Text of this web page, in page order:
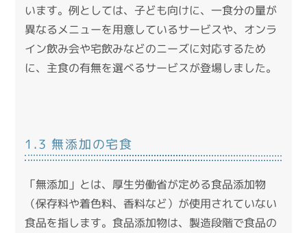
います。例としては、子ども向けに、一食分の量が
異なるメニューを用意しているサービスや、オンラ
イン飲み会や宅飲みなどのニーズに対応するため
に、主食の有無を選べるサービスが登場しました。
1.3 無添加の宅食
「無添加」とは、厚生労働省が定める食品添加物
（保存料や着色料、香料など）が使用されていない
食品を指します。食品添加物は、製造段階で食品の